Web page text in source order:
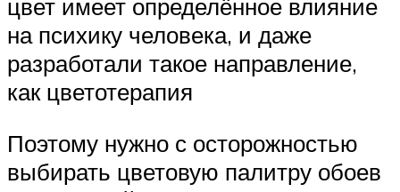
цвет имеет определённое влияние
на психику человека, и даже
разработали такое направление,
как цветотерапия
Поэтому нужно с осторожностью
выбирать цветовую палитру обоев